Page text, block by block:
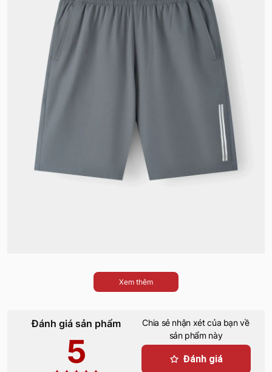
Xem thêm
Đánh giá sản phẩm
5
Chia sẻ nhận xét của bạn về
sản phẩm này
Đánh giá